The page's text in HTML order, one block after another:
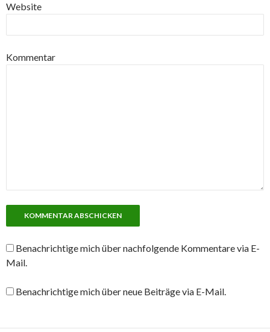
Website
Kommentar
Benachrichtige mich über nachfolgende Kommentare via E-
Mail.
Benachrichtige mich über neue Beiträge via E-Mail.